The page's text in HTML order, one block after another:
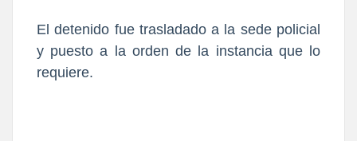
El detenido fue trasladado a la sede policial
y puesto a la orden de la instancia que lo
requiere.